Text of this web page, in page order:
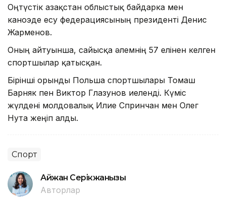
Оңтүстік Қазақстан облыстық байдарка мен
каноэде есу федерациясының президенті Денис
Жарменов.
Оның айтуынша, сайысқа әлемнің 57 елінен келген
спортшылар қатысқан.
Бірінші орынды Польша спортшылары Томаш
Барняк пен Виктор Глазунов иеленді. Күміс
жүлдені молдовалық Илие Спринчан мен Олег
Нута жеңіп алды.
Спорт
Айжан Серікжанқызы
Авторлар